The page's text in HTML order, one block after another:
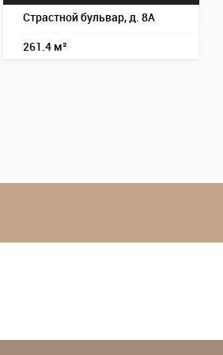
Страстной бульвар, д. 8А
261.4 м²